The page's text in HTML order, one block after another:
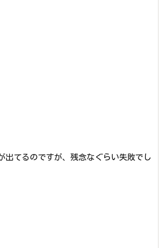
出てるのですが、残念なぐらい失敗でし